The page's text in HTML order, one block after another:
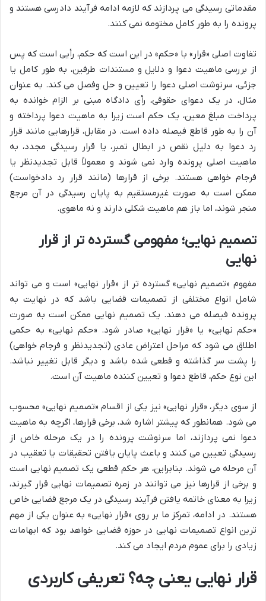
مقدماتی رسیدگی می پردازند که لازمه ادامه فرآیند دادرسی هستند و
پرونده را به طور کامل مختومه نمی کنند.
تفاوت اصلی «قرار» با «حکم» در این است که حکم، رأیی است که پس
از بررسی ماهیت دعوا و دلایل و مستندات طرفین، به طور کامل یا
جزئی، سرنوشت اصلی دعوا را تعیین و حل وفصل می کند. به عنوان
مثال، در یک دعوای حقوقی، رأی دادگاه مبنی بر الزام خوانده به
پرداخت مبلغ معین، یک حکم است زیرا به ماهیت دعوا پرداخته و
آن را به طور قاطع فیصله داده است. در مقابل، قرارهایی مانند قرار
رد دعوا به دلیل نقص در ابطال تمبر، یا قرار رسیدگی مجدد، به
ماهیت اصلی پرونده وارد نمی شوند و معمولاً قابل تجدیدنظر یا
فرجام خواهی هستند. برخی از قرارها (مانند قرار رد دادخواست)
ممکن است به صورت غیرمستقیم به پایان رسیدگی در آن مرجع
منجر شوند، اما باز هم ماهیت شکلی دارند و نه ماهوی.
تصمیم نهایی؛ مفهومی گسترده تر از قرار
نهایی
مفهوم «تصمیم نهایی» گسترده تر از «قرار نهایی» است و می تواند
شامل انواع مختلفی از تصمیمات قضایی باشد که در نهایت به
پرونده فیصله می دهند. یک تصمیم نهایی ممکن است به صورت
«حکم نهایی» یا «قرار نهایی» صادر شود. «حکم نهایی» به حکمی
اطلاق می شود که مراحل اعتراض عادی (تجدیدنظر و فرجام خواهی)
را پشت سر گذاشته و قطعی شده باشد و دیگر قابل تغییر نباشد.
این نوع حکم، قاطع دعوا و تعیین کننده ماهیت آن است.
از سوی دیگر، «قرار نهایی» نیز یکی از اقسام «تصمیم نهایی» محسوب
می شود. همانطور که پیشتر اشاره شد، برخی قرارها، اگرچه به ماهیت
دعوا نمی پردازند، اما سرنوشت پرونده را در یک مرحله خاص از
رسیدگی تعیین می کنند و باعث پایان یافتن تحقیقات یا تعقیب در
آن مرحله می شوند. بنابراین، هر حکم قطعی یک تصمیم نهایی است
و برخی از قرارها نیز می توانند در زمره تصمیمات نهایی قرار گیرند،
زیرا به معنای خاتمه یافتن فرآیند رسیدگی در یک مرجع قضایی خاص
هستند. در ادامه، تمرکز ما بر روی «قرار نهایی» به عنوان یکی از مهم
ترین انواع تصمیمات نهایی در حوزه قضایی خواهد بود که ابهامات
زیادی را برای عموم مردم ایجاد می کند.
قرار نهایی یعنی چه؟ تعریفی کاربردی